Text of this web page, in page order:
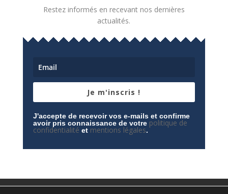
Restez informés en recevant nos dernières
actualités.
Je m'inscris !
J'accepte de recevoir vos e-mails et confirme
avoir pris connaissance de votre politique de
confidentialité et mentions légales.